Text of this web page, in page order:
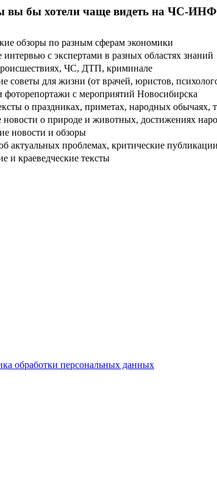
вы бы хотели чаще видеть на ЧС-
обзоры по разным сферам экономики
интервью с экспертами в разных областях знаний
ЧС, ДТП, криминале
советы для жизни (от врачей, юристов,
фоторепортажи с мероприятий Новосибирска
о праздниках, приметах, народных обычаях,
о природе и животных, достижениях
новости и обзоры
актуальных проблемах, критические публикации
и краеведческие тексты
обработки персональных данных